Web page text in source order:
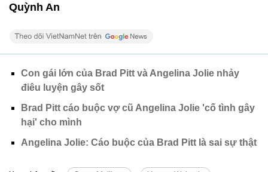
Quỳnh An
Con gái lớn của Brad Pitt và Angelina Jolie nhảy
điêu luyện gây sốt
Brad Pitt cáo buộc vợ cũ Angelina Jolie 'cố tình gây
hại' cho mình
Angelina Jolie: Cáo buộc của Brad Pitt là sai sự thật